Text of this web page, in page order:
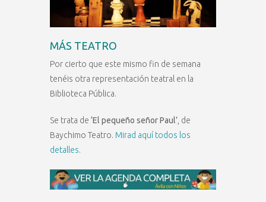
MÁS TEATRO
Por cierto que este mismo fin de semana
tenéis otra representación teatral en la
Biblioteca Pública.
Se trata de ‘El pequeño señor Paul’ , de
Baychimo Teatro. Mirad aquí todos los
detalles.